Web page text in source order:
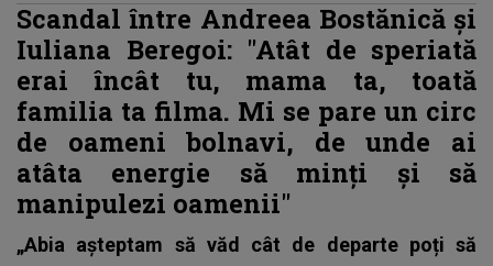
Scandal între Andreea Bostănică și
Iuliana Beregoi: "Atât de speriată
erai încât tu, mama ta, toată
familia ta filma. Mi se pare un circ
de oameni bolnavi, de unde ai
atâta energie să minți și să
manipulezi oamenii"
„Abia așteptam să văd cât de departe poți să